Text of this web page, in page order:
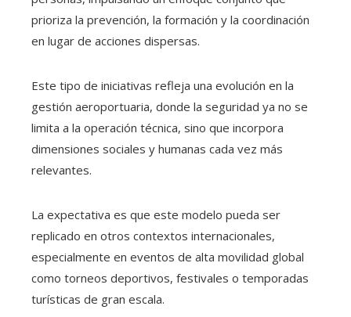
prioriza la prevención, la formación y la coordinación
en lugar de acciones dispersas.
Este tipo de iniciativas refleja una evolución en la
gestión aeroportuaria, donde la seguridad ya no se
limita a la operación técnica, sino que incorpora
dimensiones sociales y humanas cada vez más
relevantes.
La expectativa es que este modelo pueda ser
replicado en otros contextos internacionales,
especialmente en eventos de alta movilidad global
como torneos deportivos, festivales o temporadas
turísticas de gran escala.